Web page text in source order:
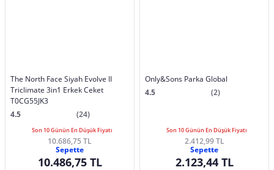
The North Face Siyah Evolve II
Triclimate 3in1 Erkek Ceket
T0CG55JK3
4.5
(24)
Son 10 Günün En Düşük Fiyatı
10.686,75 TL
Sepette
10.486,75 TL
Only&Sons Parka Global
4.5
(2)
Son 10 Günün En Düşük Fiyatı
2.412,99 TL
Sepette
2.123,44 TL